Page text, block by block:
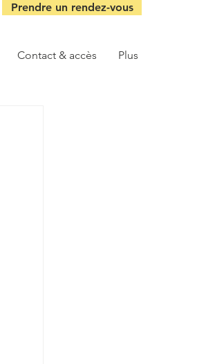
Prendre un rendez-vous
Contact & accès Plus